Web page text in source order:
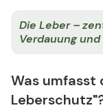
Die Leber –
Verdauung und
Was umfasst